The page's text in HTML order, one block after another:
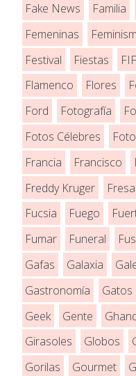
Fake News
Familia
Femeninas
Festival
Fiestas
Flamenco
Flores
Ford
Fotografía
Fotos Célebres
Francia
Francisco
Freddy Kruger
Fucsia
Fuego
Fumar
Funeral
Gafas
Galaxia
Gastronomía
Gatos
Geek
Gente
Girasoles
Globos
Gorilas
Gourmet